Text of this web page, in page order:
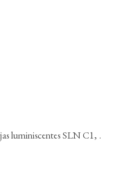
luminiscentes SLN C1, .